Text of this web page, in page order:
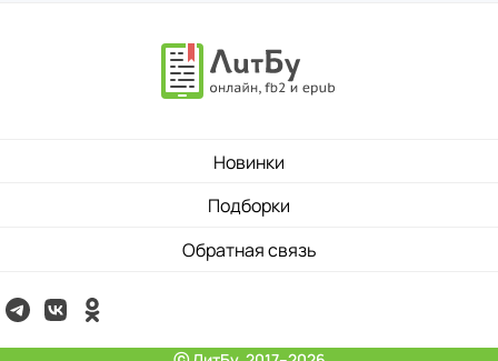
Новинки
Подборки
Обратная связь